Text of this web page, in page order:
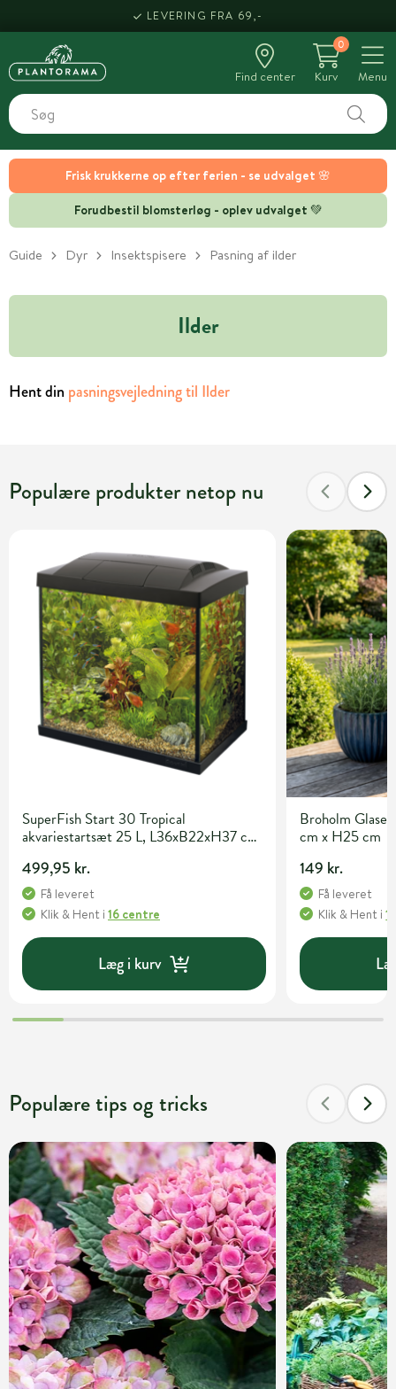
Frisk krukkerne op efter ferien - se udvalget 🌸
Forudbestil blomsterløg - oplev udvalget 💚
LEVERING FRA 69,-
Find center
0
Kurv
Menu
Guide Dyr Insektspisere Pasning af ilder
Ilder
Hent din pasningsvejledning til Ilder
Populære produkter netop nu
SuperFish Start 30 Tropical
akvariestartsæt 25 L, L36xB22xH37 cm,
499,95 kr.
Få leveret
Klik & Hent i 16 centre
Læg i kurv
Broholm
cm x H25 cm
149 kr.
Få leveret
Klik & Hent i
Populære tips og tricks